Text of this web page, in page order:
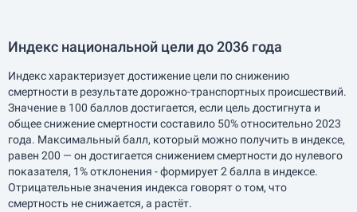
Индекс национальной цели до 2036 года
Индекс характеризует достижение цели по снижению
смертности в результате дорожно-транспортных происшествий.
Значение в 100 баллов достигается, если цель достигнута и
общее снижение смертности составило 50% относительно 2023
года. Максимальный балл, который можно получить в индексе,
равен 200 — он достигается снижением смертности до нулевого
показателя, 1% отклонения - формирует 2 балла в индексе.
Отрицательные значения индекса говорят о том, что
смертность не снижается, а растёт.